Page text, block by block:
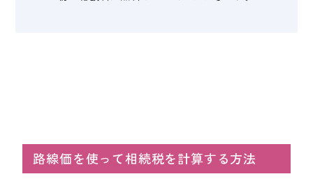
路線価を使って相続税を計算する方法